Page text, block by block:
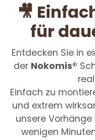
🎥
für
Entdecken Sie in
der Nokomis®
Einfach zu
und extrem
unsere
wenigen